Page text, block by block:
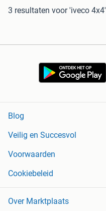
3 resultaten voor 'iveco 4x4'
Blog
Veilig en Succesvol
Voorwaarden
Cookiebeleid
Over Marktplaats